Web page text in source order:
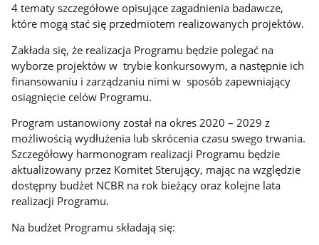
4 tematy szczegółowe opisujące zagadnienia badawcze,
które mogą stać się przedmiotem realizowanych projektów.
Zakłada się, że realizacja Programu będzie polegać na
wyborze projektów w trybie konkursowym, a następnie ich
finansowaniu i zarządzaniu nimi w sposób zapewniający
osiągnięcie celów Programu.
Program ustanowiony został na okres 2020 – 2029 z
możliwością wydłużenia lub skrócenia czasu swego trwania.
Szczegółowy harmonogram realizacji Programu będzie
aktualizowany przez Komitet Sterujący, mając na względzie
dostępny budżet NCBR na rok bieżący oraz kolejne lata
realizacji Programu.
Na budżet Programu składają się: